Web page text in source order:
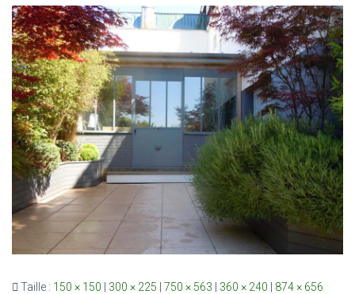
Taille : 150 × 150 300 × 225 750 × 563 360 × 240 874 × 656